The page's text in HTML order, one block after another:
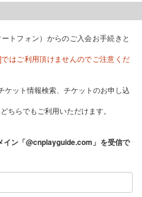
トフォン）からのご入会お手続きと
はご利用頂けませんのでご注意くだ
ケット情報検索、チケットのお申し込
ちらでもご利用いただけます。
イン「@cnplayguide.com」を受信で